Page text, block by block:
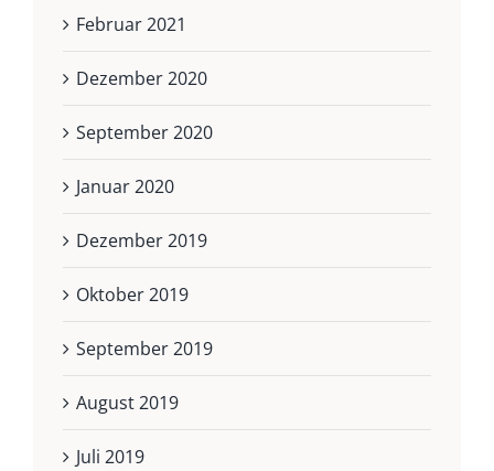
Februar 2021
Dezember 2020
September 2020
Januar 2020
Dezember 2019
Oktober 2019
September 2019
August 2019
Juli 2019